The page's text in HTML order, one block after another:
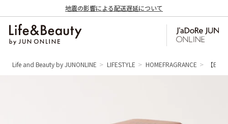
地震の影響による配送遅延について
Life and Beauty by JUNONLINE LIFESTYLE HOMEFRAGRANCE 【